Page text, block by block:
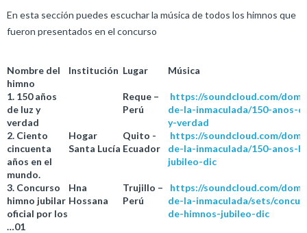
En esta sección puedes escuchar la música de todos los himnos que
fueron presentados en el concurso
Nombre del
himno
Institución Lugar Música
1. 150 años
de luz y
verdad
Reque –
Perú
https://soundcloud.com/
de-la-inmaculada/150-anos-
y-verdad
2. Ciento
cincuenta
años en el
mundo.
Hogar
Santa Lucía
Quito -
Ecuador
https://soundcloud.com/
de-la-inmaculada/150-anos-
jubileo-dic
3. Concurso
himno jubilar
oficial por los
…01
Hna
Hossana
Trujillo –
Perú
https://soundcloud.com/
de-la-inmaculada/sets/
de-himnos-jubileo-dic